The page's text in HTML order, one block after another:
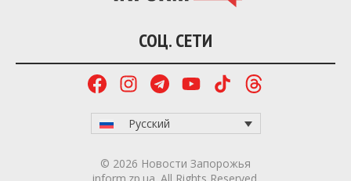
СОЦ. СЕТИ
Русский
© 2026 Новости Запорожья